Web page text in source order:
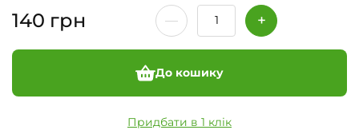
140 грн
До кошику
Придбати в 1 клік